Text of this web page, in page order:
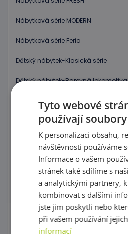
Nábytková série MODERN
Nábytková série Feria
Dětský nábytek-Klasická série
Dětský nábytek-Barevná lokomotiva
Dětský nábytek-Duhová série
Dětský nábytek-Modulová série-
Nábytek do kanceláře
Poličkové skříňky
Poličky a doplňky
Skříně na povlečení, Židle na
Tyto webové
používají
K personalizaci obsahu,
návštěvnosti používáme
Informace o vašem
stránek také sdílíme s
a analytickými partnery,
kombinovat s dalšími
jste jim poskytli nebo
při vašem používání
informací